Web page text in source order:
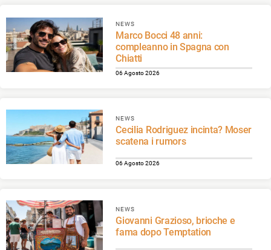
NEWS
Marco Bocci 48 anni:
compleanno in Spagna con
Chiatti
06 Agosto 2026
NEWS
Cecilia Rodriguez incinta? Moser
scatena i rumors
06 Agosto 2026
NEWS
Giovanni Grazioso, brioche e
fama dopo Temptation